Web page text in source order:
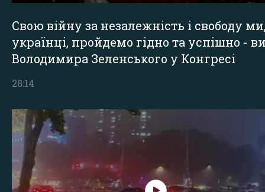
Свою війну за незалежність і свободу
українці, пройдемо гідно та успішно -
Володимира Зеленського у Конгресі
28:14